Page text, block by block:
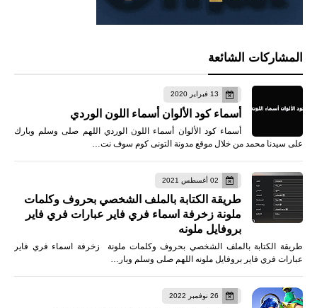
المشاركات الشائعة
13 فبراير 2020
أسماء كود الألوان أسماء اللون الوردي
أسماء كود الألوان أسماء اللون الوردي اللهم صلى وسلم وبارك
على سيدنا محمد من خلال موقع مدونة التونى كوم سوف نت…
02 أغسطس 2021
طريقة الكتابة بالملف الشخصي بحروف وكلمات
ملونة زخرفة اسماء فري فاير عبارات فري فاير
بروفايل ملونه
طريقة الكتابة بالملف الشخصي بحروف وكلمات ملونة زخرفة اسماء فري فاير
عبارات فري فاير بروفايل ملونه اللهم صلى وسلم وبار…
26 نوفمبر 2022